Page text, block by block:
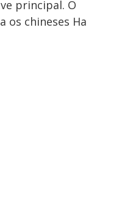
principal. O
os chineses Ha